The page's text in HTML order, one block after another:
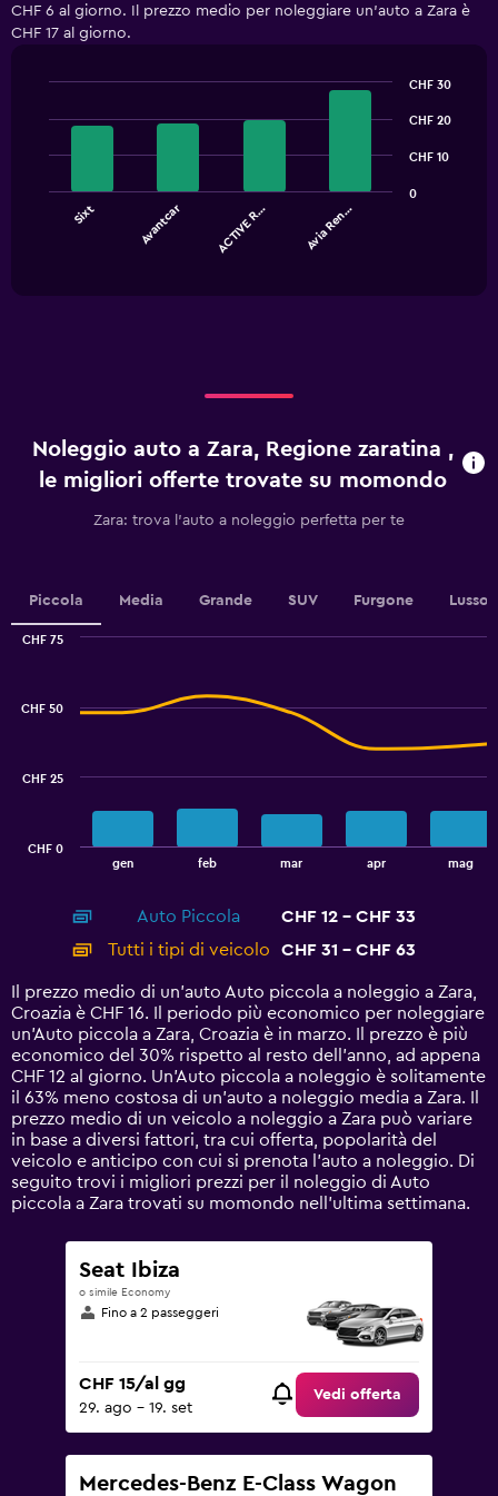
CHF 6 al giorno. Il prezzo medio per noleggiare un'auto a Zara è
CHF 17 al giorno.
chart
The
chart
values.
Range:
0
graphic.
Sixt Avantcar ACTIVE R… Avia Ren…
0
CHF 10
CHF 20
CHF 30
Noleggio auto a Zara, Regione zaratina ,
le migliori offerte trovate su momondo
Zara: trova l'auto a noleggio perfetta per te
Piccola Media Grande SUV Furgone Lusso
displaying
categories.
14
categories.
The
chart
has
1
Y
axis
displaying
values.
Range:
0
gen feb mar apr mag
CHF 0
CHF 25
CHF 50
CHF 75
End
Auto Piccola
CHF 12 - CHF 33
Tutti i tipi di veicolo
CHF 31 - CHF 63
Il prezzo medio di un'auto Auto piccola a noleggio a Zara,
Croazia è CHF 16. Il periodo più economico per noleggiare
un'Auto piccola a Zara, Croazia è in marzo. Il prezzo è più
economico del 30% rispetto al resto dell'anno, ad appena
CHF 12 al giorno. Un'Auto piccola a noleggio è solitamente
il 63% meno costosa di un'auto a noleggio media a Zara. Il
prezzo medio di un veicolo a noleggio a Zara può variare
in base a diversi fattori, tra cui offerta, popolarità del
veicolo e anticipo con cui si prenota l'auto a noleggio. Di
seguito trovi i migliori prezzi per il noleggio di Auto
piccola a Zara trovati su momondo nell'ultima settimana.
Seat Ibiza
o simile Economy
Fino a 2 passeggeri
CHF 15/al gg
29. ago - 19. set
Vedi offerta
Mercedes-Benz E-Class Wagon